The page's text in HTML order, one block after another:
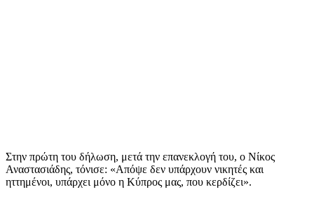
Στην πρώτη του δήλωση, μετά την επανεκλογή του, ο Νίκος
Αναστασιάδης, τόνισε: «Απόψε δεν υπάρχουν νικητές και
ηττημένοι, υπάρχει μόνο η Κύπρος μας, που κερδίζει».